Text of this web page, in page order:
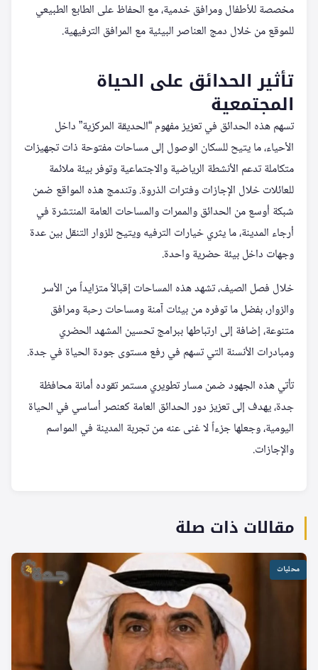
مخصصة للأطفال ومرافق خدمية، مع الحفاظ على الطابع الطبيعي
للموقع من خلال دمج العناصر البيئية مع المرافق الترفيهية.
تأثير الحدائق على الحياة
المجتمعية
تسهم هذه الحدائق في تعزيز مفهوم “الحديقة المركزية” داخل
الأحياء، ما يتيح للسكان الوصول إلى مساحات مفتوحة ذات تجهيزات
متكاملة تدعم الأنشطة الرياضية والاجتماعية وتوفر بيئة ملائمة
للعائلات خلال الإجازات وفترات الذروة. وتندمج هذه المواقع ضمن
شبكة أوسع من الحدائق والممرات والمساحات العامة المنتشرة في
أرجاء المدينة، ما يثري خيارات الترفيه ويتيح للزوار التنقل بين عدة
وجهات داخل بيئة حضرية واحدة.
خلال فصل الصيف، تشهد هذه المساحات إقبالاً متزايداً من الأسر
والزوار، بفضل ما توفره من بيئات آمنة ومساحات رحبة ومرافق
متنوعة، إضافة إلى ارتباطها ببرامج تحسين المشهد الحضري
ومبادرات الأنسنة التي تسهم في رفع مستوى جودة الحياة في جدة.
تأتي هذه الجهود ضمن مسار تطويري مستمر تقوده أمانة محافظة
جدة، يهدف إلى تعزيز دور الحدائق العامة كعنصر أساسي في الحياة
اليومية، وجعلها جزءاً لا غنى عنه من تجربة المدينة في المواسم
والإجازات.
مقالات ذات صلة
محليات